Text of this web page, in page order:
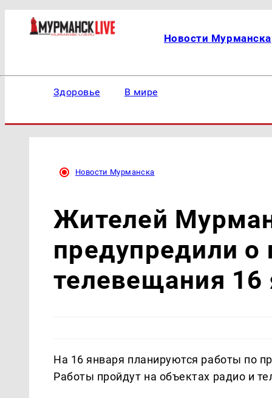
Новости Мурманска
Здоровье В мире
Новости Мурманска
Жителей
предупредили о
телевещания 16
На 16 января планируются работы по
Работы пройдут на объектах радио и